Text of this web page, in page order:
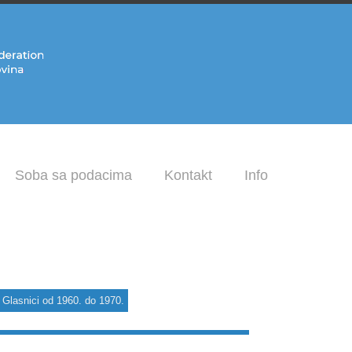
Soba sa podacima Kontakt Info
Glasnici od 1960. do 1970.